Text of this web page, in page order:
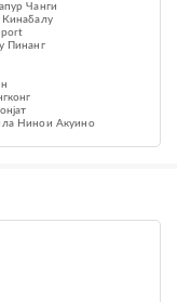
Чанги
Пинанг
Нинои Акуино